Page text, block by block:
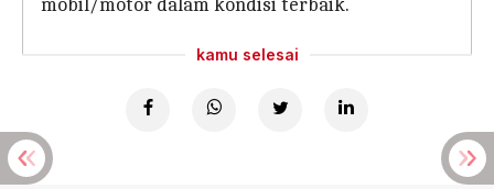
mobil/motor dalam kondisi terbaik.
kamu selesai